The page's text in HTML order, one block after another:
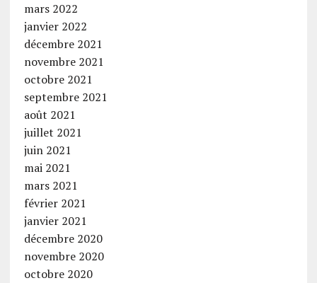
mars 2022
janvier 2022
décembre 2021
novembre 2021
octobre 2021
septembre 2021
août 2021
juillet 2021
juin 2021
mai 2021
mars 2021
février 2021
janvier 2021
décembre 2020
novembre 2020
octobre 2020